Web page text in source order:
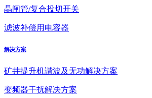
晶闸管/复合投切开关
滤波补偿用电容器
解决方案
矿井提升机谐波及无功解决方案
变频器干扰解决方案